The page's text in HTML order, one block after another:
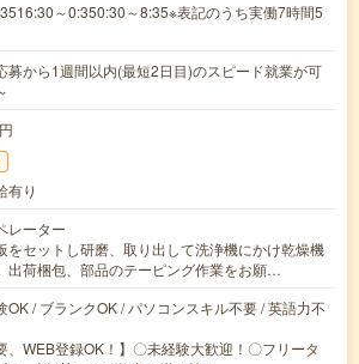
～0:350:30～8:35※表記のうち実働7時間5
募から1週間以内(最短2日目)のスピード就業が可
有り
レーター
をセットし研磨、取り出して洗浄機にかけ乾燥機
出荷梱包、部品のテーピング作業をお願…
OK / ブランクOK / パソコンスキル不要 / 英語力不
、WEB登録OK！】〇未経験大歓迎！〇フリータ